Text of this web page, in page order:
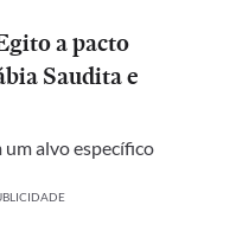
a pacto
Saudita e
alvo específico